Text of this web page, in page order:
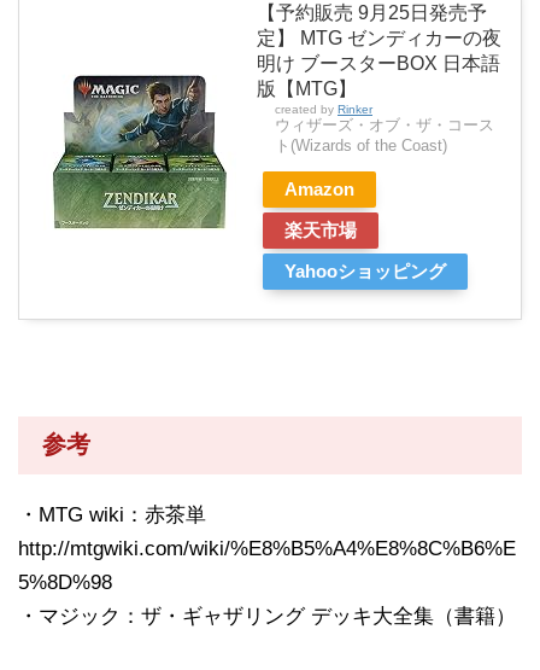
【予約販売 9月25日発売予
定】 MTG ゼンディカーの夜
明け ブースターBOX 日本語
版【MTG】
created by Rinker
ウィザーズ・オブ・ザ・コース
ト(Wizards of the Coast)
Amazon
楽天市場
Yahooショッピング
参考
・MTG wiki：赤茶単
http://mtgwiki.com/wiki/%E8%B5%A4%E8%8C%B6%E
5%8D%98
・マジック：ザ・ギャザリング デッキ大全集（書籍）